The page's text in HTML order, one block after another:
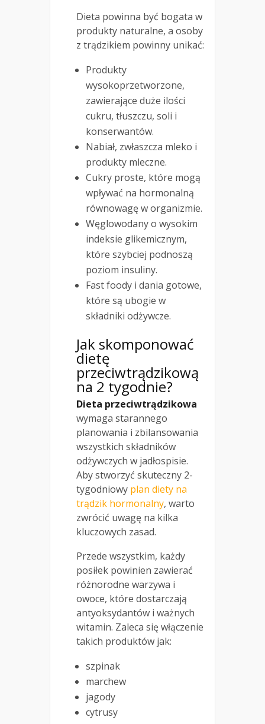
Dieta powinna być bogata w
produkty naturalne, a osoby
z trądzikiem powinny unikać:
Produkty
wysokoprzetworzone,
zawierające duże ilości
cukru, tłuszczu, soli i
konserwantów.
Nabiał, zwłaszcza mleko i
produkty mleczne.
Cukry proste, które mogą
wpływać na hormonalną
równowagę w organizmie.
Węglowodany o wysokim
indeksie glikemicznym,
które szybciej podnoszą
poziom insuliny.
Fast foody i dania gotowe,
które są ubogie w
składniki odżywcze.
Jak skomponować
dietę
przeciwtrądzikową
na 2 tygodnie?
Dieta przeciwtrądzikowa
wymaga starannego
planowania i zbilansowania
wszystkich składników
odżywczych w jadłospisie.
Aby stworzyć skuteczny 2-
tygodniowy plan diety na
trądzik hormonalny, warto
zwrócić uwagę na kilka
kluczowych zasad.
Przede wszystkim, każdy
posiłek powinien zawierać
różnorodne warzywa i
owoce, które dostarczają
antyoksydantów i ważnych
witamin. Zaleca się włączenie
takich produktów jak:
szpinak
marchew
jagody
cytrusy